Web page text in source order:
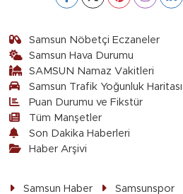
Samsun Nöbetçi Eczaneler
Samsun Hava Durumu
SAMSUN Namaz Vakitleri
Samsun Trafik Yoğunluk Haritası
Puan Durumu ve Fikstür
Tüm Manşetler
Son Dakika Haberleri
Haber Arşivi
Samsun Haber Samsunspor